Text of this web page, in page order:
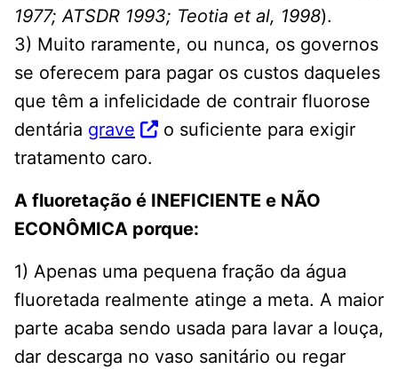
1977; ATSDR 1993; Teotia et al, 1998).
3) Muito raramente, ou nunca, os governos
se oferecem para pagar os custos daqueles
que têm a infelicidade de contrair fluorose
dentária grave
o suficiente para exigir
tratamento caro.
A fluoretação é INEFICIENTE e NÃO
ECONÔMICA porque:
1) Apenas uma pequena fração da água
fluoretada realmente atinge a meta. A maior
parte acaba sendo usada para lavar a louça,
dar descarga no vaso sanitário ou regar